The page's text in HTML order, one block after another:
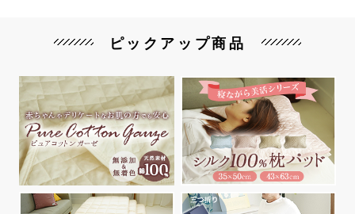
ピックアップ商品